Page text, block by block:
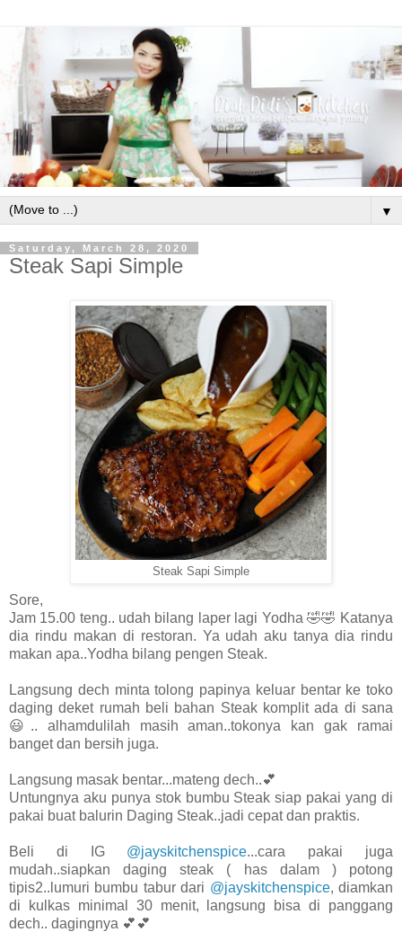
▼
Saturday, March 28, 2020
Steak Sapi Simple
Steak Sapi Simple
Sore,
Jam 15.00 teng.. udah bilang laper lagi Yodha 🤣🤣 Katanya
dia rindu makan di restoran. Ya udah aku tanya dia rindu
makan apa..Yodha bilang pengen Steak.
Langsung dech minta tolong papinya keluar bentar ke toko
daging deket rumah beli bahan Steak komplit ada di sana
😃.. alhamdulilah masih aman..tokonya kan gak ramai
banget dan bersih juga.
Langsung masak bentar...mateng dech..💕
Untungnya aku punya stok bumbu Steak siap pakai yang di
pakai buat balurin Daging Steak..jadi cepat dan praktis.
Beli di IG @jayskitchenspice...cara pakai juga
mudah..siapkan daging steak ( has dalam ) potong
tipis2..lumuri bumbu tabur dari @jayskitchenspice, diamkan
di kulkas minimal 30 menit, langsung bisa di panggang
dech.. dagingnya 💕💕